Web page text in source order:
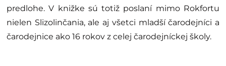
predlohe. V knižke sú totiž poslaní mimo Rokfortu
nielen Slizolinčania, ale aj všetci mladší čarodejníci a
čarodejnice ako 16 rokov z celej čarodejníckej školy.